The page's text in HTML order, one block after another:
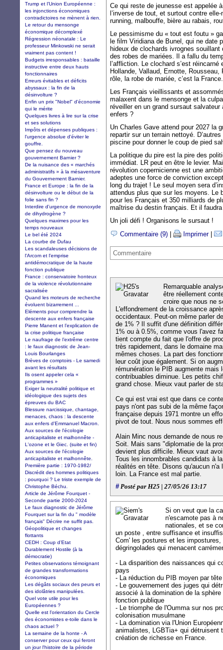
Ce qui reste de jeunesse est appelée
l’inverse de tout, et surtout contre
running, malbouffe, bière au rabais,
Le pessimisme du « tout est foutu »
le film Viridiana de Bunel, qui ne date
hideux de clochards ivrognes
des robes de mariées. Il a fallu du
l’affliction. Le clochard s’est
Hollande, Vallaud, Ernotte,
rôle, la robe de mariée, c’est la France.
Les Français vieillissants et
malaxent dans le mensonge et la
réveiller en un grand sursaut
enfers ?
Un Charles Gave attend pour 2027 la
repartir sur un terrain nettoyé.
piscine pour donner le coup de pied
La politique du pire est la pire des
immédiat. LR peut en être le levier.
révolution copernicienne est une
adeptes une force de conviction
long du trajet ! Le seul moyen sera
attendus plus que sur les moyens. Le
pour les Français et 350 milliards de
maîtrise du destin français. Et il
Un joli défi ! Organisons le sursaut !
Commentaire (9)
Imprimer|
Commentaire
Remarquable
être réellement
croire que nous ne
L'effondrement de la croissance
occidentaux. Peut-on même parler
de 1% ? Il suffit d'une définition
1% ou à 0.5%, comme vous l'avez
tient compte du fait que l'offre de
très rapidement, dans le domaine
mêmes choses. La part des
leur coût joue également. Si on
rémunération le PIB augmente mais
contribuables diminue. Les petits
grand chose. Mieux vaut parler de
Ce qui est vrai est que dans ce
pays n'ont pas subi de la même
française depuis 1971 montre un
pivot de tout. Nous nous sommes
Alain Minc nous demande de nous
Soit. Mais sans "diplomatie de la
devient plus difficile. Mieux vaut
Tous les innombrables candidats à
réalités en tête. Disons qu'aucun n'a
loin. La France est mal partie.
#Posté par H25 | 27/05/26 13:17
Si on veut que la
n'escamote pas à
nationales, et se
un poste , entre suffisance et
Com' les postures et les
dégringolades qui menacent
- La disparition des naissances qui
pays
- La réduction du PIB moyen par
- Le gouvernement des juges qui
associé à la domination de la
fonction publique
- Le triomphe de l'Oumma sur nos
colonisation musulmane
- La domination via l'Union
animalistes, LGBTia+ qui détruisent
création de richesse en France.
Trump et l’Union Européenne :
les injonctions économiques
contradictoires ne mènent à rien.
Le retour du mensonge
économique décomplexé
Régression néonatale : Le
professeur Minkowski ne serait
vraiment pas content !
Budgets irresponsables : bataille
instructive entre deux hauts
fonctionnaires
Erreurs évitables et déficits
abyssaux : la fin de la
désinvolture ?
Enfin un prix "Nobel" d'économie
qui le mérite
Quelques livres à lire sur la crise
et ses solutions
Impôts et dépenses publiques :
l'urgence absolue d'éviter le
gouffre.
Que pensez du nouveau
gouvernement Barnier ?
De la nuisance des « marchés
administratifs » à la mésaventure
du Gouvernement Barnier.
France et Europe : la fin de la
désinvolture ou le début de la
folie sans fin ?
Interdire d'urgence de monoxyde
de dihydrogène ?
Quelques maximes pour les
temps nouveaux
Le bel été 2024
La courbe de Dufau
Les scandaleuses décisions de
l'Arcom et l'emprise
antidémocratique de la haute
fonction publique
France : conservatoire honteux
de la violence révolutionnaire
sacralisée
Quand les moteurs de recherche
évoluent bizarrement ...
Eléments pour comprendre la
descente aux enfers française
Pierre Manent et l’explication de
la crise politique française
Le naufrage de l’extrême centre
: le faux diagnostic de Jean-
Louis Bourlanges
Brèves de comptoirs - Le samedi
avant les résultats
Ils osent appeler cela «
programmes »
Exiger la neutralité politique et
idéologique des sujets des
épreuves du BAC
Blessure narcissique, chantage,
menaces, chaos : la descente
aux enfers d'Emmanuel Macron.
Aux sources de l'écologie
anticapitaliste et malhonnête -
L'ozone et le Giec. (suite et fin)
Aux sources de l'écologie
anticapitaliste et malhonnête.
Première partie : 1970-1982/
Discrédit des hommes politiques
: pourquoi ? Le triste exemple de
Christophe Béchu.
Article de Jérôme Fourquet -
Seconde partie 2000-2024
Le faux diagnostic de Jérôme
Fourquet sur la fin du " modèle
français" Décrire ne suffit pas.
Géopolitique et changes
flottants
CEDH : Coup d’Etat
Durablement Hostile (à la
démocratie)
Petites observations témoignant
de grandes transformations
économiques
Les dégâts sociaux des peurs et
des idolâtries manipulées.
Quel vote utile pour les
Européennes ?
Quelle est l'orientation du Cercle
des économistes e-toile dans le
chaos actuel ?
La semaine de la honte - A
conserver pour ceux qui feront
un jour l'histoire de la période